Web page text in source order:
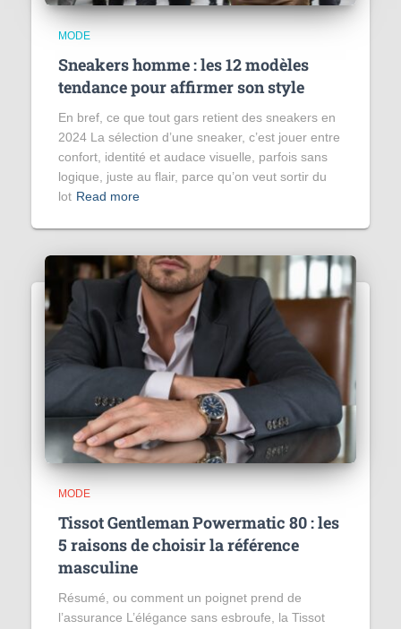
MODE
Sneakers homme : les 12 modèles
tendance pour affirmer son style
En bref, ce que tout gars retient des sneakers en
2024 La sélection d’une sneaker, c’est jouer entre
confort, identité et audace visuelle, parfois sans
logique, juste au flair, parce qu’on veut sortir du
lot Read more
MODE
Tissot Gentleman Powermatic 80 : les
5 raisons de choisir la référence
masculine
Résumé, ou comment un poignet prend de
l’assurance L’élégance sans esbroufe, la Tissot